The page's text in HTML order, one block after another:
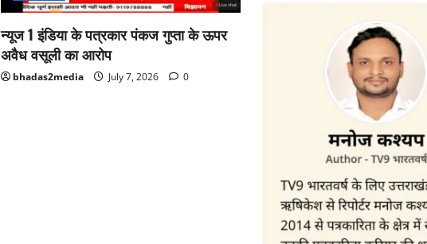
न्यूज 1 इंडिया के पत्रकार पंकज गुप्ता के ऊपर
अवैध वसूली का आरोप
bhadas2media July 7, 2026 0